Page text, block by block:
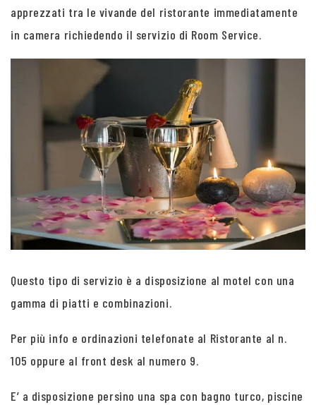
apprezzati tra le vivande del ristorante immediatamente
in camera richiedendo il servizio di Room Service.
Questo tipo di servizio è a disposizione al motel con una
gamma di piatti e combinazioni.
Per più info e ordinazioni telefonate al Ristorante al n.
105 oppure al front desk al numero 9.
E’ a disposizione persino una spa con bagno turco, piscine